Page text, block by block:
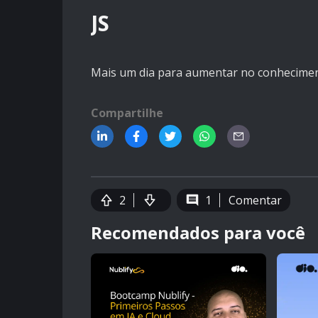
JS
Mais um dia para aumentar no
Compartilhe
2 1 Comentar
Recomendados para você